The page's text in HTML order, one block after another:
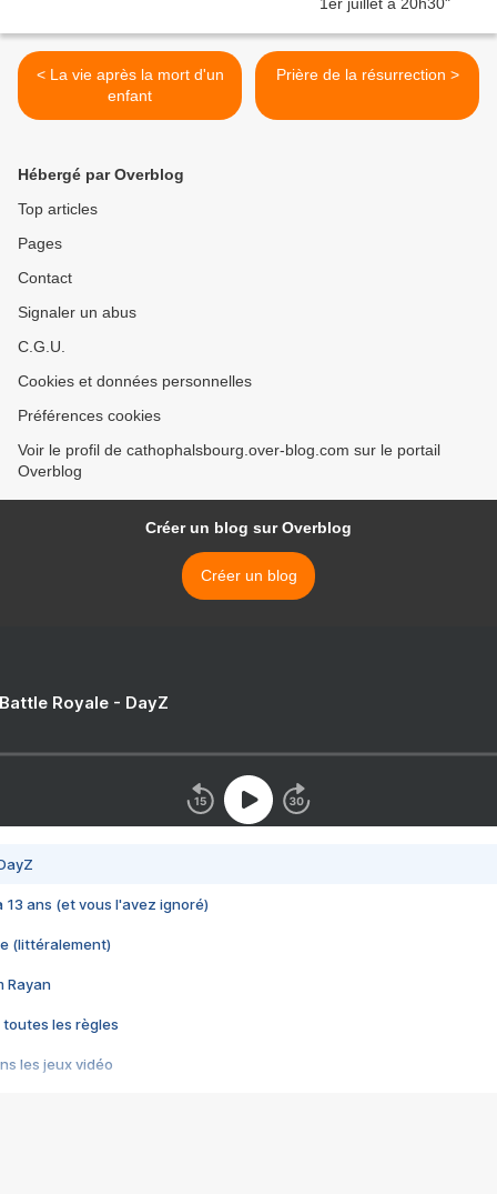
< La vie après la mort d'un
enfant
Prière de la résurrection >
Hébergé par Overblog
Top articles
Pages
Contact
Signaler un abus
C.G.U.
Cookies et données personnelles
Préférences cookies
Voir le profil de cathophalsbourg.over-blog.com sur le portail
Overblog
Créer un blog sur Overblog
Créer un blog
Royale - DayZ
13 ans (et vous l'avez ignoré)
(littéralement)
Rayan
toutes les règles
les jeux vidéo